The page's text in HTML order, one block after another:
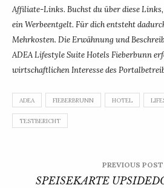
Affiliate-Links. Buchst du über diese
ein Werbeentgelt. Für dich entsteht
Mehrkosten. Die Erwähnung und
ADEA Lifestyle Suite Hotels Fieberbunn
wirtschaftlichen Interesse des
ADEA FIEBERBRUNN HOTEL
TESTBERICHT
PREVIOUS
SPEISEKARTE